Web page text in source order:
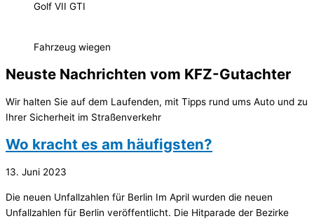
Golf VII GTI
Fahrzeug wiegen
Neuste Nachrichten vom KFZ-Gutachter
Wir halten Sie auf dem Laufenden, mit Tipps rund ums Auto und zu
Ihrer Sicherheit im Straßenverkehr
Wo kracht es am häufigsten?
13. Juni 2023
Die neuen Unfallzahlen für Berlin Im April wurden die neuen
Unfallzahlen für Berlin veröffentlicht. Die Hitparade der Bezirke